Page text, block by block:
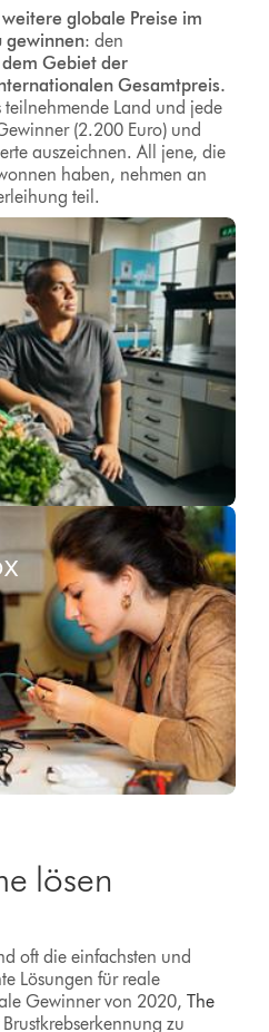
globale Preise im
gewinnen: den
Gebiet der
Gesamtpreis.
teilnehmende Land und jede
(2.200 Euro) und
auszeichnen. All jene, die
haben, nehmen an
teil.
lösen
oft die einfachsten und
Lösungen für reale
Gewinner von 2020,The
zu